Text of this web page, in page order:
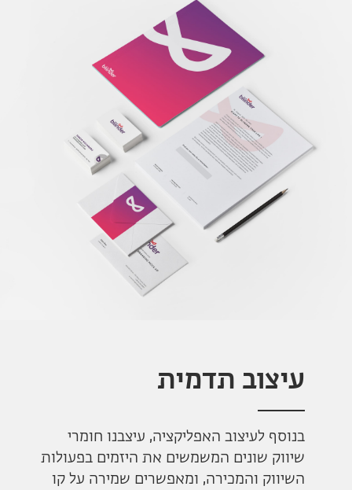
עיצוב תדמית
בנוסף לעיצוב האפליקציה, עיצבנו חומרי
שיווק שונים המשמשים את היזמים בפעולות
השיווק והמכירה, ומאפשרים שמירה על קו